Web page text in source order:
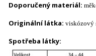
Doporučený materiál:
Originální látka: viskózový
Spotřeba látky: